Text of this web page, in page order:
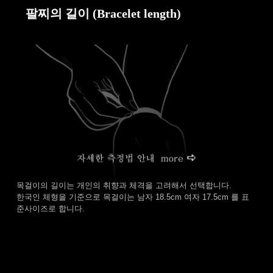
팔찌의 길이 (Bracelet length)
목걸이의 길이는 개인의 취향과 체격을 고려해서 선택합니다.
한국인 체형을 기준으로 목걸이는 남자 18.5cm 여자 17.5cm 를 표
준사이즈로 합니다.